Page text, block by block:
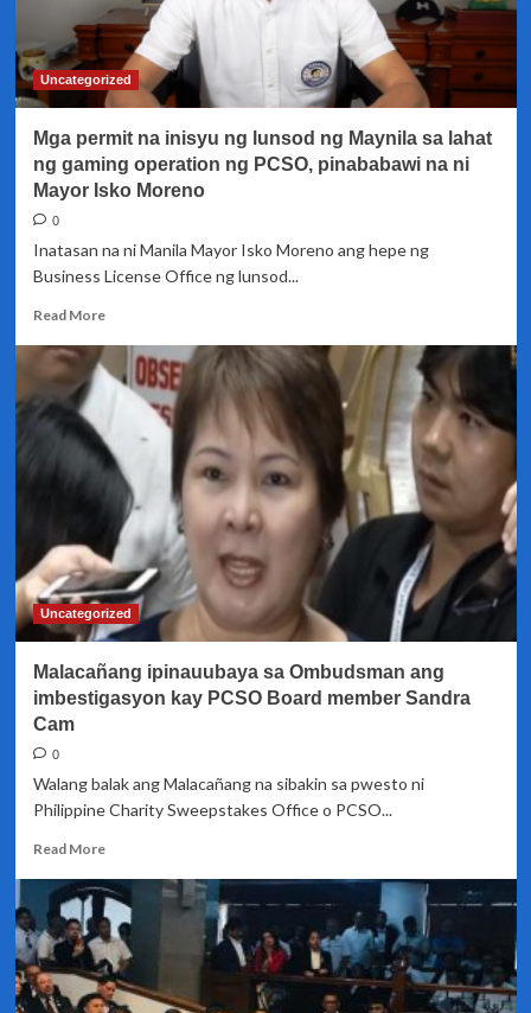
lang
Sen.
Bong
Uncategorized
Mga permit na inisyu ng lunsod ng Maynila sa lahat
ng gaming operation ng PCSO, pinababawi na ni
Mayor Isko Moreno
0
Inatasan na ni Manila Mayor Isko Moreno ang hepe ng
Business License Office ng lunsod...
Read MoreRead
about
Mga
permit
inisyu
ng
lunsod
Maynila
sa
lahat
ng
gaming
ng
PCSO,
Mayor
Isko
Uncategorized
Malacañang ipinauubaya sa Ombudsman ang
imbestigasyon kay PCSO Board member Sandra
Cam
0
Walang balak ang Malacañang na sibakin sa pwesto ni
Philippine Charity Sweepstakes Office o PCSO...
Read MoreRead
about
Malacañang
ipinauubaya
sa
Ombudsman
ang